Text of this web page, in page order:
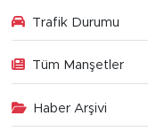
Trafik Durumu
Tüm Manşetler
Haber Arşivi